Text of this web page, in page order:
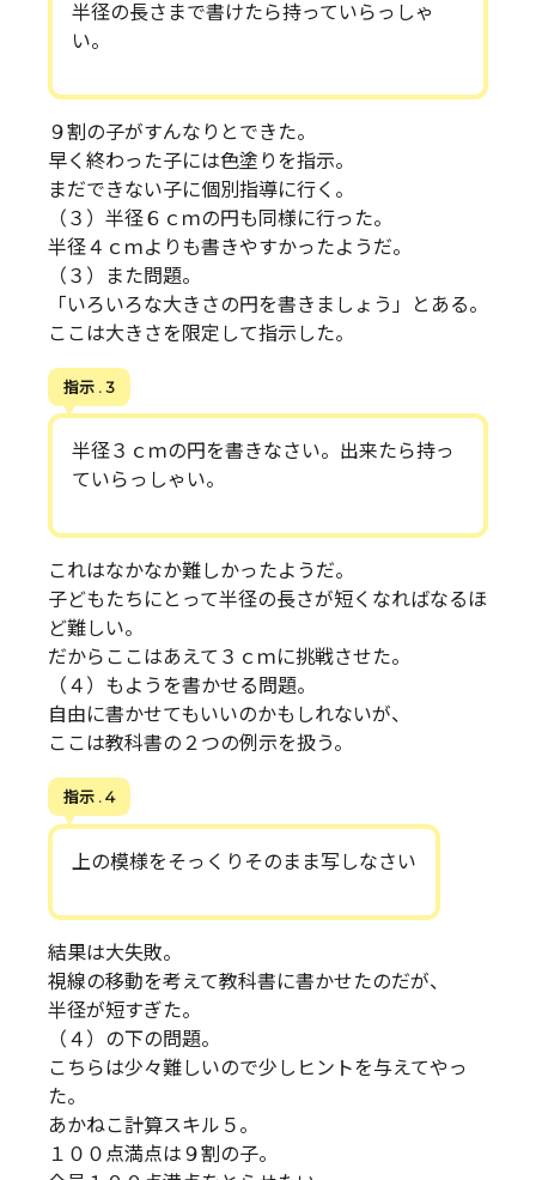
半径の長さまで書けたら持っていらっしゃ
い。
９割の子がすんなりとできた。
早く終わった子には色塗りを指示。
まだできない子に個別指導に行く。
（３）半径６ｃｍの円も同様に行った。
半径４ｃｍよりも書きやすかったようだ。
（３）また問題。
「いろいろな大きさの円を書きましょう」とある。
ここは大きさを限定して指示した。
指示 . 3
半径３ｃｍの円を書きなさい。出来たら持っ
ていらっしゃい。
これはなかなか難しかったようだ。
子どもたちにとって半径の長さが短くなればなるほ
ど難しい。
だからここはあえて３ｃｍに挑戦させた。
（４）もようを書かせる問題。
自由に書かせてもいいのかもしれないが、
ここは教科書の２つの例示を扱う。
指示 . 4
上の模様をそっくりそのまま写しなさい
結果は大失敗。
視線の移動を考えて教科書に書かせたのだが、
半径が短すぎた。
（４）の下の問題。
こちらは少々難しいので少しヒントを与えてやっ
た。
あかねこ計算スキル５。
１００点満点は９割の子。